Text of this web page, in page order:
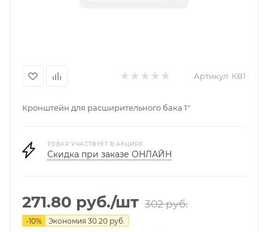
Артикул: КВ1
Кронштейн для расширительного бака 1"
ТОВАР УЧАСТВУЕТ В АКЦИЯХ
Скидка при заказе ОНЛАЙН
271.80 руб./шт 302руб.
-10% Экономия 30.20 руб.